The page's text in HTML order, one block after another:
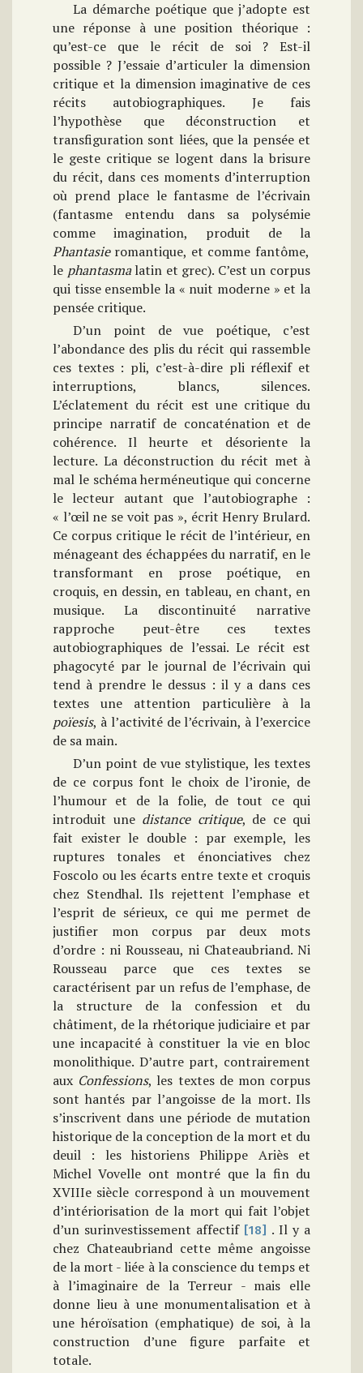
La démarche poétique que j’adopte est
une réponse à une position théorique :
qu’est-ce que le récit de soi ? Est-il
possible ? J’essaie d’articuler la dimension
critique et la dimension imaginative de ces
récits autobiographiques. Je fais
l’hypothèse que déconstruction et
transfiguration sont liées, que la pensée et
le geste critique se logent dans la brisure
du récit, dans ces moments d’interruption
où prend place le fantasme de l’écrivain
(fantasme entendu dans sa polysémie
comme imagination, produit de la
Phantasieromantique, et comme fantôme,
le phantasmalatin et grec). C’est un corpus
qui tisse ensemble la « nuit moderne » et la
pensée critique.
D’un point de vue poétique, c’est
l’abondance des plis du récit qui rassemble
ces textes : pli, c’est-à-dire pli réflexif et
interruptions, blancs, silences.
L’éclatement du récit est une critique du
principe narratif de concaténation et de
cohérence. Il heurte et désoriente la
lecture. La déconstruction du récit met à
mal le schéma herméneutique qui concerne
le lecteur autant que l’autobiographe :
« l’œil ne se voit pas », écrit Henry Brulard.
Ce corpus critique le récit de l’intérieur, en
ménageant des échappées du narratif, en le
transformant en prose poétique, en
croquis, en dessin, en tableau, en chant, en
musique. La discontinuité narrative
rapproche peut-être ces textes
autobiographiques de l’essai. Le récit est
phagocyté par le journal de l’écrivain qui
tend à prendre le dessus : il y a dans ces
textes une attention particulière à la
poïesis, à l’activité de l’écrivain, à l’exercice
de sa main.
D’un point de vue stylistique, les textes
de ce corpus font le choix de l’ironie, de
l’humour et de la folie, de tout ce qui
introduit une distance critique, de ce qui
fait exister le double : par exemple, les
ruptures tonales et énonciatives chez
Foscolo ou les écarts entre texte et croquis
chez Stendhal. Ils rejettent l’emphase et
l’esprit de sérieux, ce qui me permet de
justifier mon corpus par deux mots
d’ordre : ni Rousseau, ni Chateaubriand. Ni
Rousseau parce que ces textes se
caractérisent par un refus de l’emphase, de
la structure de la confession et du
châtiment, de la rhétorique judiciaire et par
une incapacité à constituer la vie en bloc
monolithique. D’autre part, contrairement
aux Confessions, les textes de mon corpus
sont hantés par l’angoisse de la mort. Ils
s’inscrivent dans une période de mutation
historique de la conception de la mort et du
deuil : les historiens Philippe Ariès et
Michel Vovelle ont montré que la fin du
XVIIIe siècle correspond à un mouvement
d’intériorisation de la mort qui fait l’objet
d’un surinvestissement affectif [18] . Il y a
chez Chateaubriand cette même angoisse
de la mort - liée à la conscience du temps et
à l’imaginaire de la Terreur - mais elle
donne lieu à une monumentalisation et à
une héroïsation (emphatique) de soi, à la
construction d’une figure parfaite et
totale.